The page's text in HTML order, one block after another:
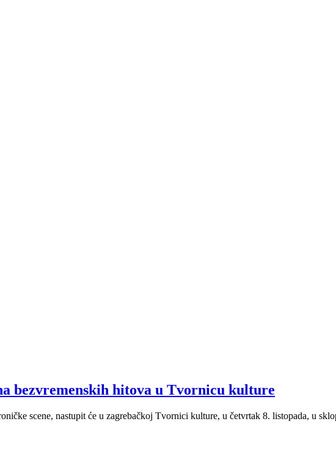
bezvremenskih hitova u Tvornicu kulture
scene, nastupit će u zagrebačkoj Tvornici kulture, u četvrtak 8. listopada, u